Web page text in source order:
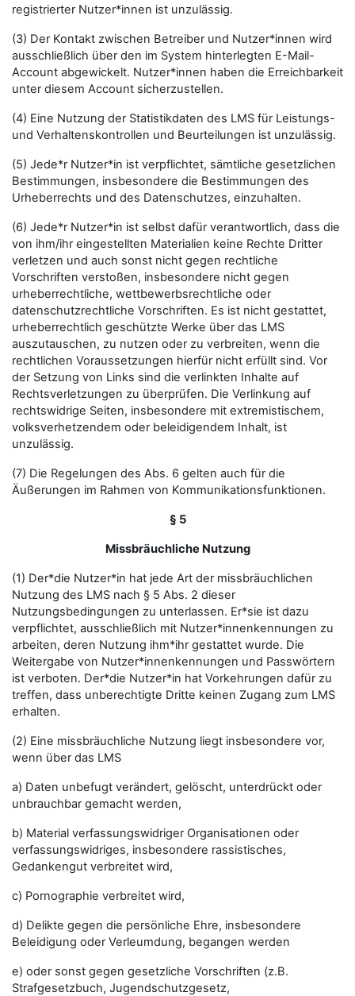
registrierter Nutzer*innen ist unzulässig.
(3) Der Kontakt zwischen Betreiber und Nutzer*innen wird
ausschließlich über den im System hinterlegten E-Mail-
Account abgewickelt. Nutzer*innen haben die Erreichbarkeit
unter diesem Account sicherzustellen.
(4) Eine Nutzung der Statistikdaten des LMS für Leistungs-
und Verhaltenskontrollen und Beurteilungen ist unzulässig.
(5) Jede*r Nutzer*in ist verpflichtet, sämtliche gesetzlichen
Bestimmungen, insbesondere die Bestimmungen des
Urheberrechts und des Datenschutzes, einzuhalten.
(6) Jede*r Nutzer*in ist selbst dafür verantwortlich, dass die
von ihm/ihr eingestellten Materialien keine Rechte Dritter
verletzen und auch sonst nicht gegen rechtliche
Vorschriften verstoßen, insbesondere nicht gegen
urheberrechtliche, wettbewerbsrechtliche oder
datenschutzrechtliche Vorschriften. Es ist nicht gestattet,
urheberrechtlich geschützte Werke über das LMS
auszutauschen, zu nutzen oder zu verbreiten, wenn die
rechtlichen Voraussetzungen hierfür nicht erfüllt sind. Vor
der Setzung von Links sind die verlinkten Inhalte auf
Rechtsverletzungen zu überprüfen. Die Verlinkung auf
rechtswidrige Seiten, insbesondere mit extremistischem,
volksverhetzendem oder beleidigendem Inhalt, ist
unzulässig.
(7) Die Regelungen des Abs. 6 gelten auch für die
Äußerungen im Rahmen von Kommunikationsfunktionen.
§ 5
Missbräuchliche Nutzung
(1) Der*die Nutzer*in hat jede Art der missbräuchlichen
Nutzung des LMS nach § 5 Abs. 2 dieser
Nutzungsbedingungen zu unterlassen. Er*sie ist dazu
verpflichtet, ausschließlich mit Nutzer*innenkennungen zu
arbeiten, deren Nutzung ihm*ihr gestattet wurde. Die
Weitergabe von Nutzer*innenkennungen und Passwörtern
ist verboten. Der*die Nutzer*in hat Vorkehrungen dafür zu
treffen, dass unberechtigte Dritte keinen Zugang zum LMS
erhalten.
(2) Eine missbräuchliche Nutzung liegt insbesondere vor,
wenn über das LMS
a) Daten unbefugt verändert, gelöscht, unterdrückt oder
unbrauchbar gemacht werden,
b) Material verfassungswidriger Organisationen oder
verfassungswidriges, insbesondere rassistisches,
Gedankengut verbreitet wird,
c) Pornographie verbreitet wird,
d) Delikte gegen die persönliche Ehre, insbesondere
Beleidigung oder Verleumdung, begangen werden
e) oder sonst gegen gesetzliche Vorschriften (z.B.
Strafgesetzbuch, Jugendschutzgesetz,